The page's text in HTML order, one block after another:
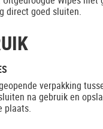
direct goed sluiten.
verpakking
na gebruik en
plaats.